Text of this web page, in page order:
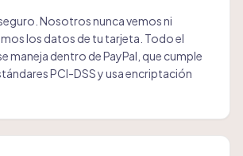
Nosotros nunca vemos ni
los datos de tu tarjeta. Todo el
maneja dentro de PayPal, que cumple
PCI-DSS y usa encriptación